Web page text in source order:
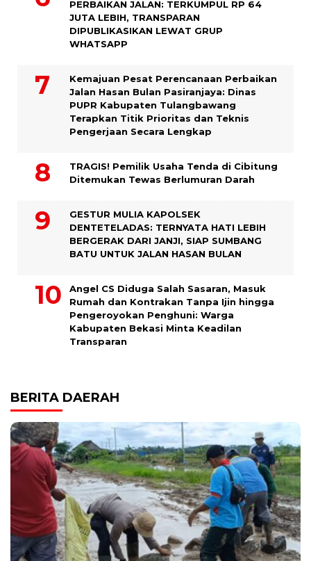
PERBAIKAN JALAN: TERKUMPUL RP 64
JUTA LEBIH, TRANSPARAN
DIPUBLIKASIKAN LEWAT GRUP
WHATSAPP
Kemajuan Pesat Perencanaan Perbaikan
Jalan Hasan Bulan Pasiranjaya: Dinas
PUPR Kabupaten Tulangbawang
Terapkan Titik Prioritas dan Teknis
Pengerjaan Secara Lengkap
TRAGIS! Pemilik Usaha Tenda di Cibitung
Ditemukan Tewas Berlumuran Darah
GESTUR MULIA KAPOLSEK
DENTETELADAS: TERNYATA HATI LEBIH
BERGERAK DARI JANJI, SIAP SUMBANG
BATU UNTUK JALAN HASAN BULAN
Angel CS Diduga Salah Sasaran, Masuk
Rumah dan Kontrakan Tanpa Ijin hingga
Pengeroyokan Penghuni: Warga
Kabupaten Bekasi Minta Keadilan
Transparan
BERITA DAERAH